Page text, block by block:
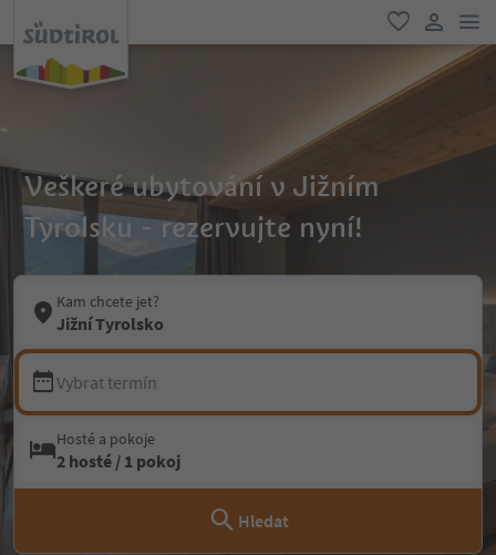
oblíbené
Veškeré ubytování v Jižním
Tyrolsku - rezervujte nyní!
Kam chcete jet?
Jižní Tyrolsko
Vybrat termín
Hosté a pokoje
2 hosté / 1 pokoj
Hledat